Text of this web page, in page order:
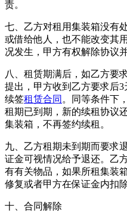
责。
七、乙方对租用集装箱没有
或借给他人，也不能改变其
况发生，甲方有权解除协议
八、租赁期满后，如乙方要
提出，甲方收到乙方要求后
续签租赁合同 。同等条件下
租期已到期，新的续租协议
集装箱，不再签约续租。
九、乙方租期未到期而要求
证金可视情况给予退还。乙
有有关物品，如果所租集装
修复或者甲方在保证金内扣
十、合同解除